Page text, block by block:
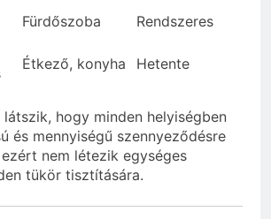
Fürdőszoba
Rendszeres
Étkező, konyha Hetente
hogy minden helyiségben
és mennyiségű szennyeződésre
nem létezik egységes
tükör tisztítására.